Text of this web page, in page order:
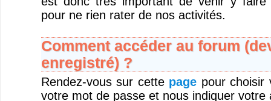
pour ne rien rater de nos activités.
Comment accéder au forum
enregistré) ?
Rendez-vous sur cette page pour choisir
votre mot de passe et nous indiquer votre